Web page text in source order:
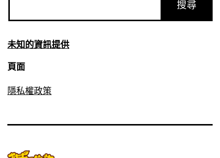
未知的資訊提供
頁面
隱私權政策